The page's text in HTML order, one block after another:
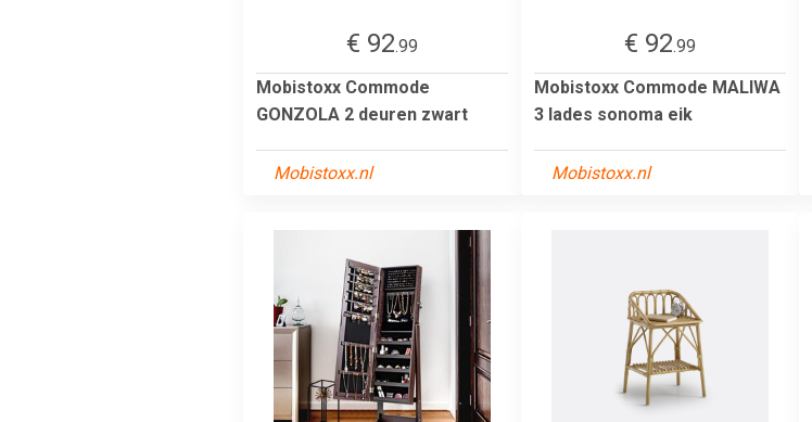
€ 92.99
Mobistoxx Commode
GONZOLA 2 deuren zwart
Mobistoxx.nl
€ 92.99
Mobistoxx Commode MALIWA
3 lades sonoma eik
Mobistoxx.nl